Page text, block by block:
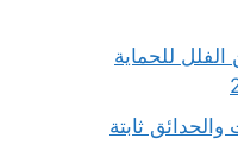
للحماية
ثابتة